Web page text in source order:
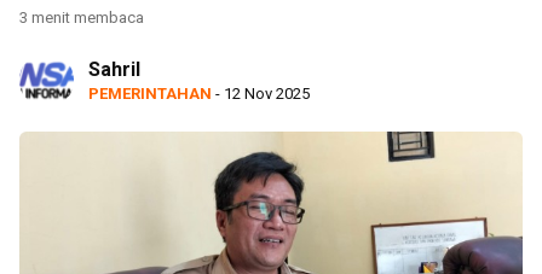
3 menit membaca
Sahril
PEMERINTAHAN - 12 Nov 2025